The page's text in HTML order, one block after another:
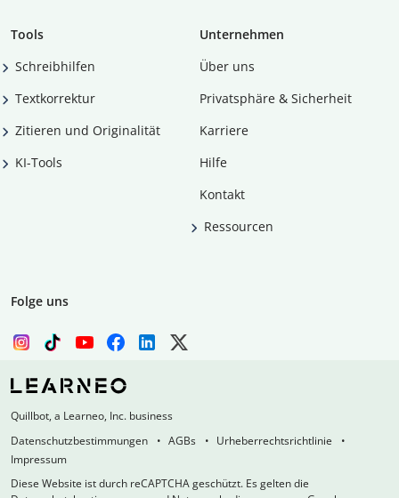
Tools
Schreibhilfen
Textkorrektur
Zitieren und Originalität
KI-Tools
Unternehmen
Über uns
Privatsphäre & Sicherheit
Karriere
Hilfe
Kontakt
Ressourcen
Folge uns
Quillbot, a Learneo, Inc. business
Datenschutzbestimmungen
AGBs
Urheberrechtsrichtlinie
Impressum
Diese Website ist durch reCAPTCHA geschützt. Es gelten die